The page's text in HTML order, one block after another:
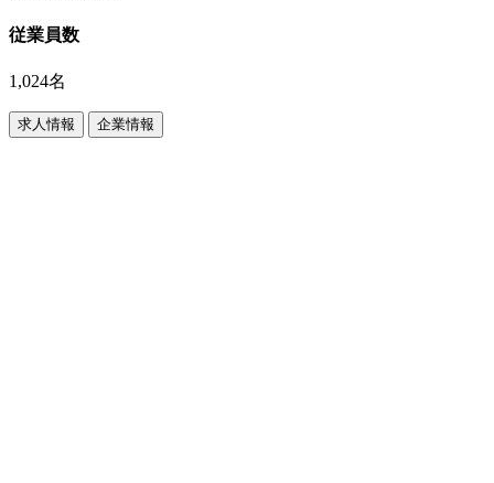
従業員数
1,024名
求人情報 企業情報